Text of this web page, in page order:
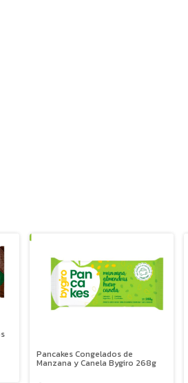
Pancakes Congelados de
Manzana y Canela Bygiro 268g